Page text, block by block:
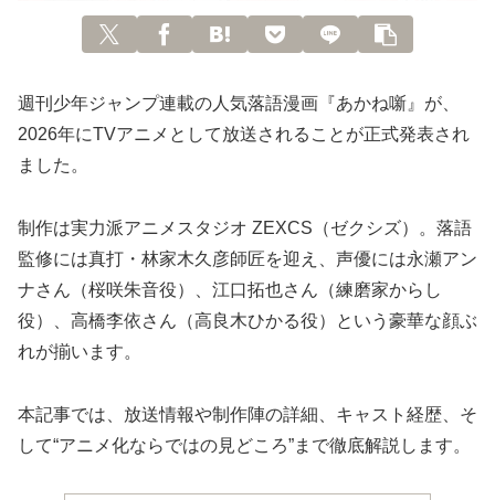
週刊少年ジャンプ連載の人気落語漫画『あかね噺』が、
2026年にTVアニメとして放送されることが正式発表され
ました。
制作は実力派アニメスタジオ ZEXCS（ゼクシズ）。落語
監修には真打・林家木久彦師匠を迎え、声優には永瀬アン
ナさん（桜咲朱音役）、江口拓也さん（練磨家からし
役）、高橋李依さん（高良木ひかる役）という豪華な顔ぶ
れが揃います。
本記事では、放送情報や制作陣の詳細、キャスト経歴、そ
して“アニメ化ならではの見どころ”まで徹底解説します。